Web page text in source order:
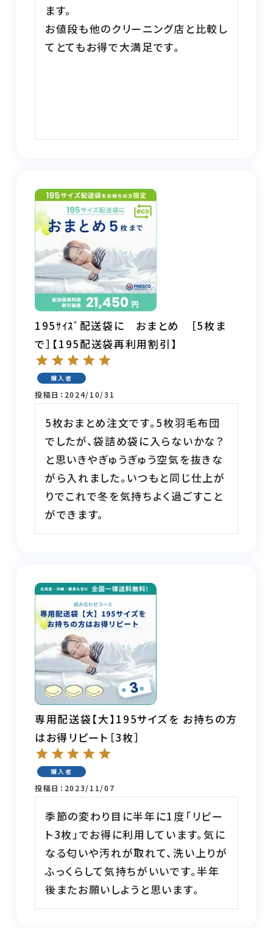
個人情報の取り扱いについて
ます。
お値段も他のクリーニング店と比較し
てとてもお得で大満足です。
195ｻｲｽﾞ配送袋に おまとめ ［5枚ま
で］【195配送袋再利用割引】
購入者
投稿日 2024/10/31
5枚おまとめ注文です。5枚羽毛布団
でしたが、袋詰め袋に入らないかな？
と思いきやぎゅうぎゅう空気を抜きな
がら入れました。いつもと同じ仕上が
りでこれで冬を気持ちよく過ごすこと
ができます。
専用配送袋【大】195サイズを お持ちの方
はお得リピート［3枚］
購入者
投稿日 2023/11/07
季節の変わり目に半年に1度「リピー
ト3枚」でお得に利用しています。気に
なる匂いや汚れが取れて、洗い上りが
ふっくらして気持ちがいいです。半年
後またお願いしようと思います。